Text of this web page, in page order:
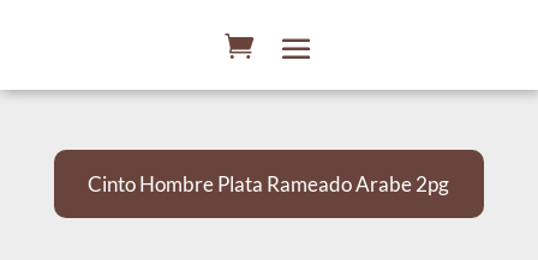
Cinto Hombre Plata Rameado Arabe 2pg